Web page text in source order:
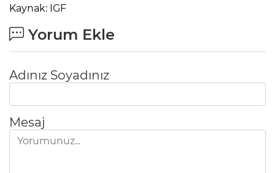
Kaynak: IGF
Yorum Ekle
Adınız Soyadınız
Mesaj